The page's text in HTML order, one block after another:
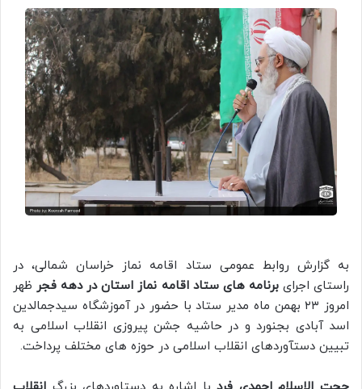
به گزارش روابط عمومی ستاد اقامه نماز خراسان شمالی، در
راستای اجرایبرنامه های ستاد اقامه نماز استان در دهه فجر ظهر
امروز ۲۳ بهمن ماه مدیر ستاد با حضور در آموزشگاه سیدجمالدین
اسد آبادی بجنورد و در حاشیه جشن پیروزی انقلاب اسلامی به
تبیین دستآوردهای انقلاب اسلامی در حوزه های مختلف پرداخت.